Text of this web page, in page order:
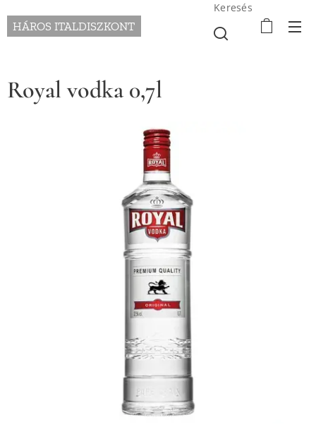
HÁROS ITALDISZKONT
Keresés
Royal vodka 0,7l